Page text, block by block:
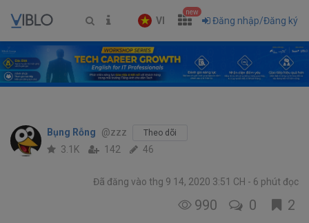
VI
new
Đăng nhập/Đăng ký
Bụng Rỗng @zzz Theo dõi
3.1K 142 46
Đã đăng vào thg 9 14, 2020 3:51 CH 6 phút đọc
990 0 2